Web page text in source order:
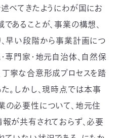
べてきたようにわが国にお
あることが、事業の構想、
早い段階から事業計画につ
専門家・地元自治体、自然保
寧な合意形成プロセスを踏
。しかし、現時点では本事
必要性について、地元住
が共有されておらず、必要